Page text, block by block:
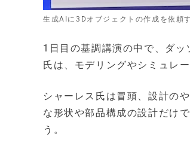
生成AIに3Dオブジェクトの作成を依頼
1日目の基調講演の中で、ダ
氏は、モデリングやシミュレ
シャーレス氏は冒頭、設計の
な形状や部品構成の設計だけ
う。